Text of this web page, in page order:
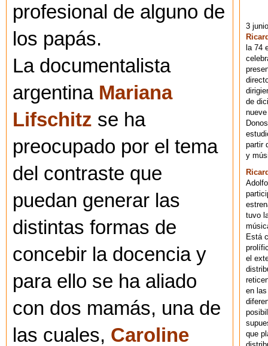
profesional de alguno de
los papás.
La documentalista
argentina Mariana
Lifschitz se ha
preocupado por el tema
del contraste que
puedan generar las
distintas formas de
concebir la docencia y
para ello se ha aliado
con dos mamás, una de
las cuales, Caroline
3
la 74
de
partir
y
tuvo
Está
el
en
que